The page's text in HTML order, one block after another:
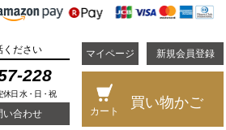
ください
228
日 水・日・祝
い合わせ
マイページ 新規会員登録
カート
買い物かご